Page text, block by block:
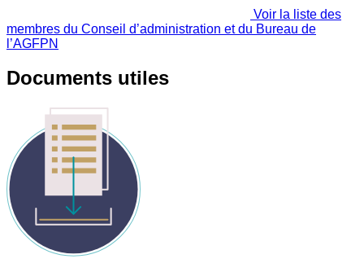
Voir la liste des
membres du Conseil d’administration et du Bureau de
l’AGFPN
Documents utiles